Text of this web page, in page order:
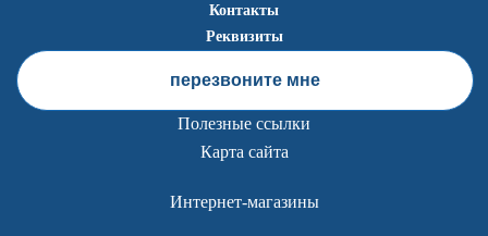
Контакты
Реквизиты
перезвоните мне
Полезные ссылки
Карта сайта
Интернет-магазины